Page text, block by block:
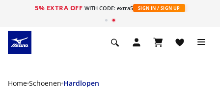
5% EXTRA OFF WITH CODE: extra5 SIGN IN / SIGN UP
Home Schoenen Hardlopen